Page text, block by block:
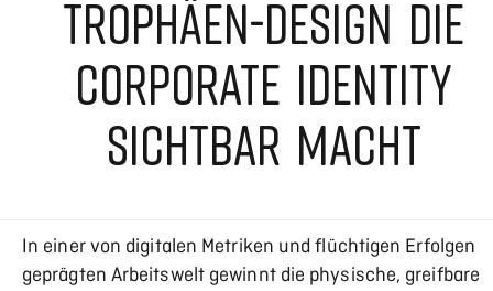
TROPHÄEN-DESIGN DIE
CORPORATE IDENTITY
SICHTBAR MACHT
In einer von digitalen Metriken und flüchtigen Erfolgen
geprägten Arbeitswelt gewinnt die physische, greifbare